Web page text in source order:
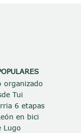
organizado
Tui
6 etapas
en bici
Lugo